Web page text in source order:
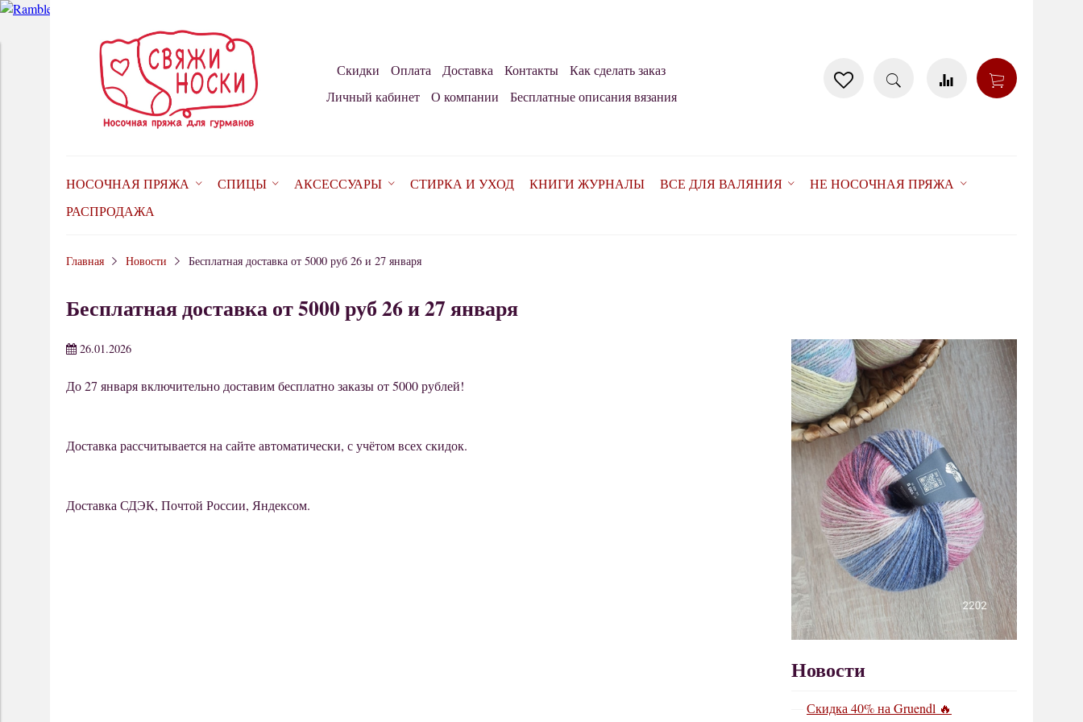
Скидки Оплата Доставка Контакты
Как сделать заказ
Личный кабинет
О компании Бесплатные описания вязания
НОСОЧНАЯ ПРЯЖА СПИЦЫ АКСЕССУАРЫ СТИРКА И УХОД КНИГИ ЖУРНАЛЫ ВСЕ ДЛЯ ВАЛЯНИЯ
НЕ НОСОЧНАЯ ПРЯЖА
РАСПРОДАЖА
Главная Новости Бесплатная доставка от 5000 руб 26 и 27 января
Бесплатная доставка от 5000 руб 26 и 27 января
26.01.2026
До 27 января включительно доставим бесплатно заказы от 5000 рублей!
Доставка рассчитывается на сайте автоматически, с учётом всех скидок.
Доставка СДЭК, Почтой России, Яндексом.
Новости
Скидка 40% на Gruendl 🔥